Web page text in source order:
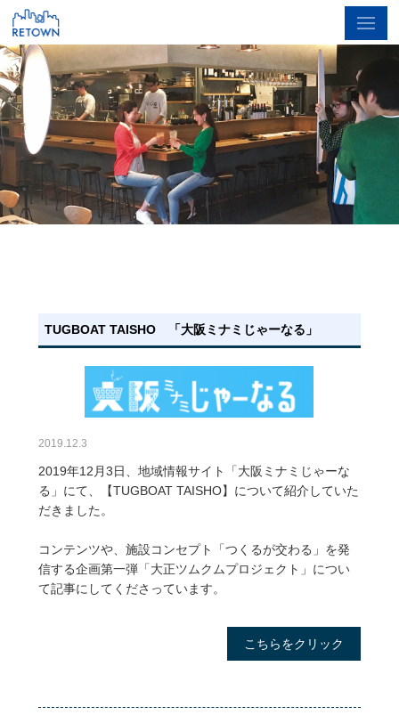
TUGBOAT TAISHO 「大阪ミナミじゃーなる」
2019.12.3
2019年12月3日、地域情報サイト「大阪ミナミじゃーな
る」にて、【TUGBOAT TAISHO】について紹介していた
だきました。
コンテンツや、施設コンセプト「つくるが交わる」を発
信する企画第一弾「大正ツムクムプロジェクト」につい
て記事にしてくださっています。
こちらをクリック